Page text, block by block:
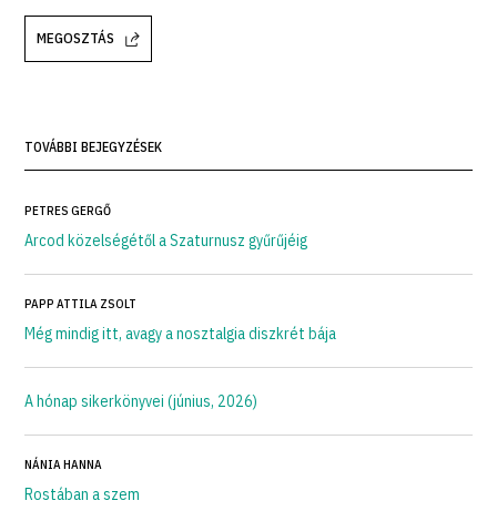
MEGOSZTÁS
TOVÁBBI BEJEGYZÉSEK
PETRES GERGŐ
Arcod közelségétől a Szaturnusz gyűrűjéig
PAPP ATTILA ZSOLT
Még mindig itt, avagy a nosztalgia diszkrét bája
A hónap sikerkönyvei (június, 2026)
NÁNIA HANNA
Rostában a szem